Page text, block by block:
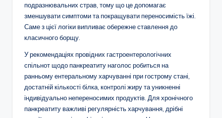
подразнювальних страв, тому що це допомагає
зменшувати симптоми та покращувати переносимість їжі.
Саме з цієї логіки випливає обережне ставлення до
класичного борщу.
У рекомендаціях провідних гастроентерологічних
спільнот щодо панкреатиту наголос робиться на
ранньому ентеральному харчуванні при гострому стані,
достатній кількості білка, контролі жиру та уникненні
індивідуально непереносимих продуктів. Для хронічного
панкреатиту важливі регулярність харчування, дрібні